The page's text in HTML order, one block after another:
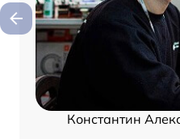
Константин